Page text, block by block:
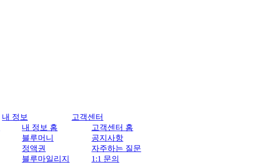
내 정보
내 정보 홈
블루머니
정액권
블루마일리지
고객센터
고객센터 홈
공지사항
자주하는 질문
1:1 문의